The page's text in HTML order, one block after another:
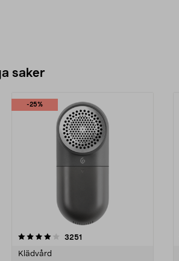
saker
-25%
3251
Klädvård
4.5av 5 stjärnor